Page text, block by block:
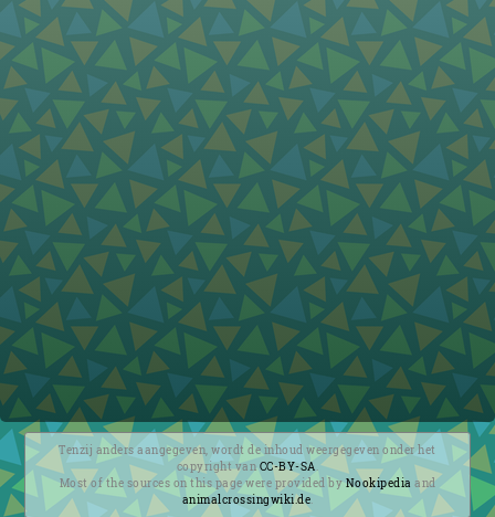
Tenzij anders aangegeven, wordt de inhoud weergegeven onder het
copyright van CC-BY-SA.
Most of the sources on this page were provided by Nookipedia and
animalcrossingwiki.de.